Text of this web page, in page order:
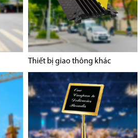
Thiết bị giao thông khác